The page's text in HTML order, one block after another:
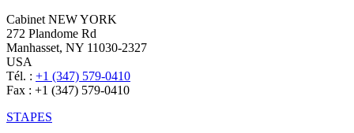
Cabinet NEW YORK
272 Plandome Rd
Manhasset, NY 11030-2327
USA
Tél. : +1 (347) 579-0410
Fax : +1 (347) 579-0410
STAPES